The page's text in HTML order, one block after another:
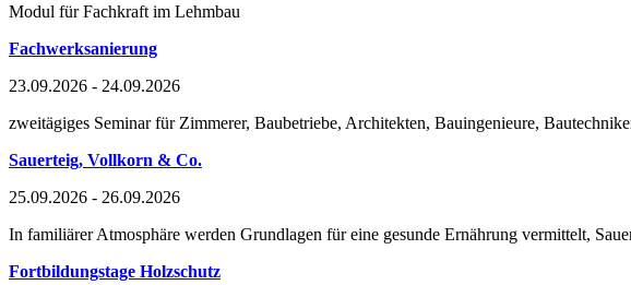
Modul für Fachkraft im Lehmbau
Fachwerksanierung
23.09.2026 - 24.09.2026
zweitägiges Seminar für Zimmerer, Baubetriebe, Architekten, Bauingenieure,
Sauerteig, Vollkorn & Co.
25.09.2026 - 26.09.2026
In familiärer Atmosphäre werden Grundlagen für eine gesunde Ernährung vermittelt,
Fortbildungstage Holzschutz